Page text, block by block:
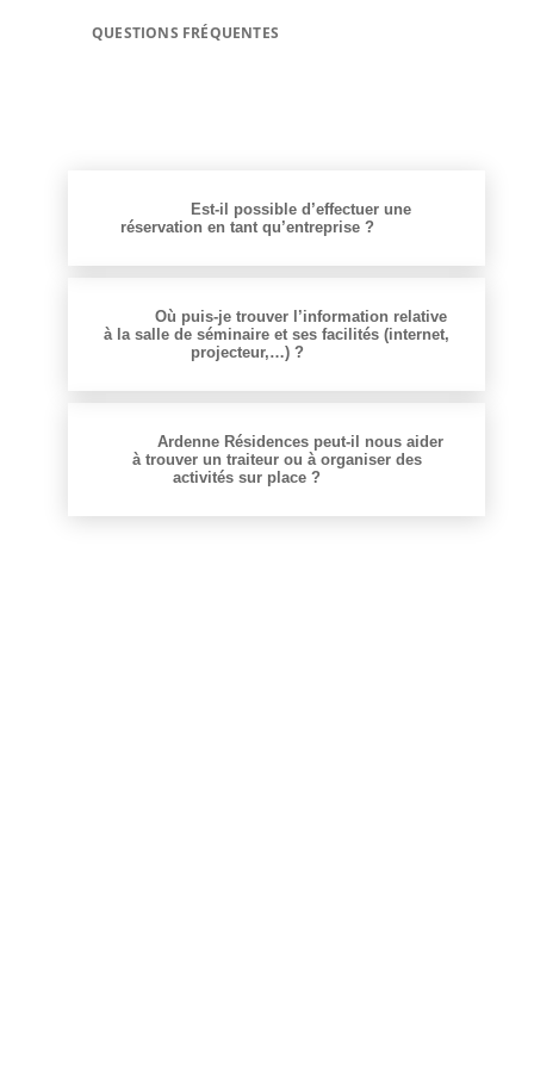
QUESTIONS FRÉQUENTES
Est-il possible d’effectuer une
réservation en tant qu’entreprise ?
Où puis-je trouver l’information relative
à la salle de séminaire et ses facilités (internet,
projecteur,…) ?
Ardenne Résidences peut-il nous aider
à trouver un traiteur ou à organiser des
activités sur place ?